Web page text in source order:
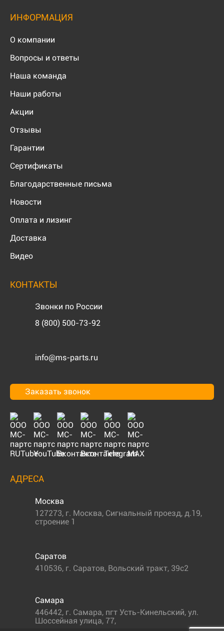
ИНФОРМАЦИЯ
О компании
Вопросы и ответы
Наша команда
Наши работы
Акции
Отзывы
Гарантии
Сертификаты
Благодарственные письма
Новости
Оплата и лизинг
Доставка
Видео
КОНТАКТЫ
Звонки по России
8 (800) 500-73-92
info@ms-parts.ru
Заказать звонок
АДРЕСА
Москва
127273, г. Москва, Сигнальный проезд, д.19,
строение 1
Саратов
410536, г. Саратов, Вольский тракт, 39с2
Самара
446442, г. Самара, пгт Усть-Кинельский, ул.
Шоссейная улица, 77,